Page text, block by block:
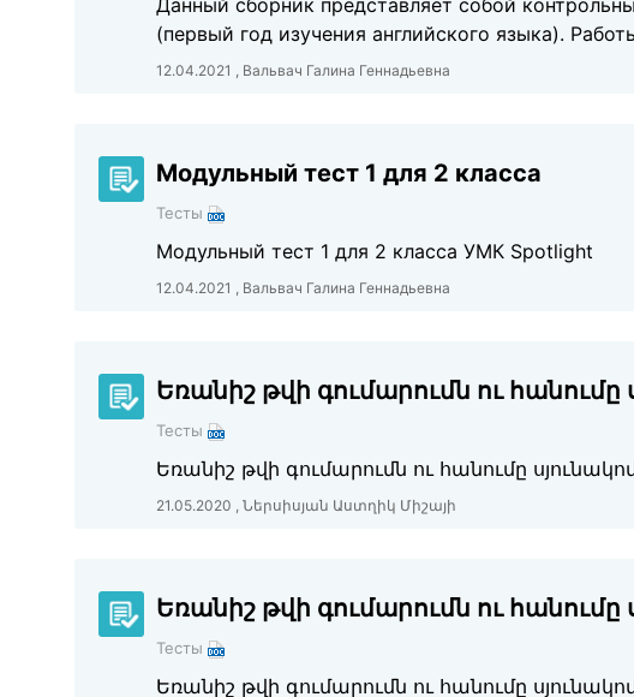
Данный сборник представляет собой
(первый год изучения английского языка).
12.04.2021 , Вальвач Галина Геннадьевна
Модульный тест 1 для 2 класса
Тесты
Модульный тест 1 для 2 класса УМК Spotlight
12.04.2021 , Вальвач Галина Геннадьевна
Եռանիշ թվի գումարումն ու հանումը
Тесты
Եռանիշ թվի գումարումն ու հանումը
21.05.2020 , Ներսիսյան Աստղիկ Միշայի
Եռանիշ թվի գումարումն ու հանումը
Тесты
Եռանիշ թվի գումարումն ու հանումը